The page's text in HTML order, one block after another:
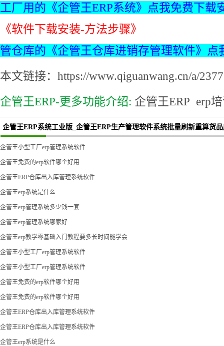
工厂用的《企管王ERP系统》点我免费下载
《软件下载安装-方法步骤》
管仓库的《企管王仓库进销存管理软件》点
本文链接：https://www.qiguanwang.cn/a/
企管王ERP-更多功能介绍: 企管王ERP erp
企管王ERP系统工业版_企管王ERP生产管理软件系统批量刷新重算货
企管王小型工厂erp管理系统软件
企管王免费的erp软件哪个好用
企管王ERP仓库出入库管理系统软件
企管王erp系统是什么
企管王erp管理系统多少钱一套
企管王erp管理系统哪家好
企管王erp教学零基础入门教程要多长时间能学会
企管王小型工厂erp管理系统软件
企管王小型工厂erp管理系统软件
企管王免费的erp软件哪个好用
企管王免费的erp软件哪个好用
企管王ERP仓库出入库管理系统软件
企管王ERP仓库出入库管理系统软件
企管王erp系统是什么